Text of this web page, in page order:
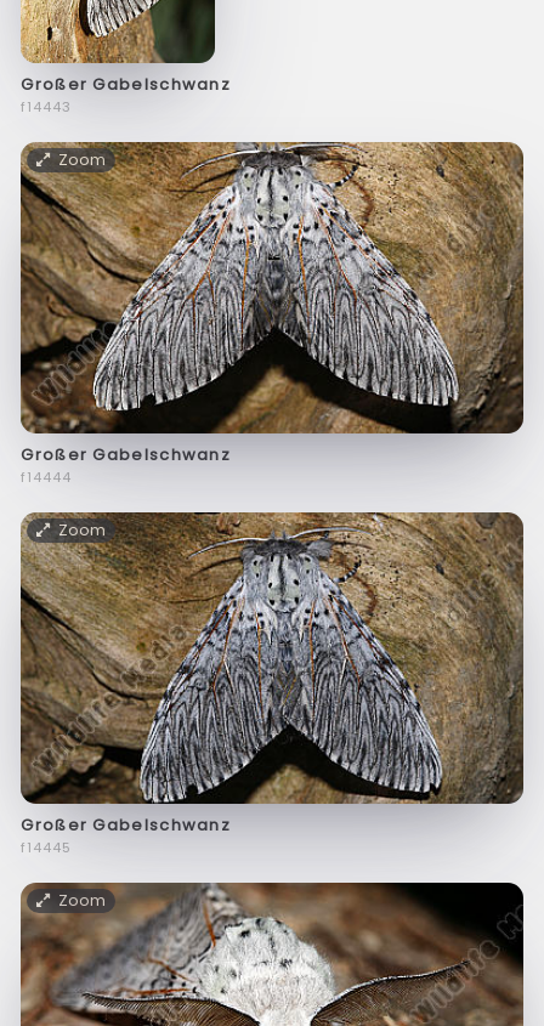
Großer Gabelschwanz
f14443
Zoom
Großer Gabelschwanz
f14444
Zoom
Großer Gabelschwanz
f14445
Zoom